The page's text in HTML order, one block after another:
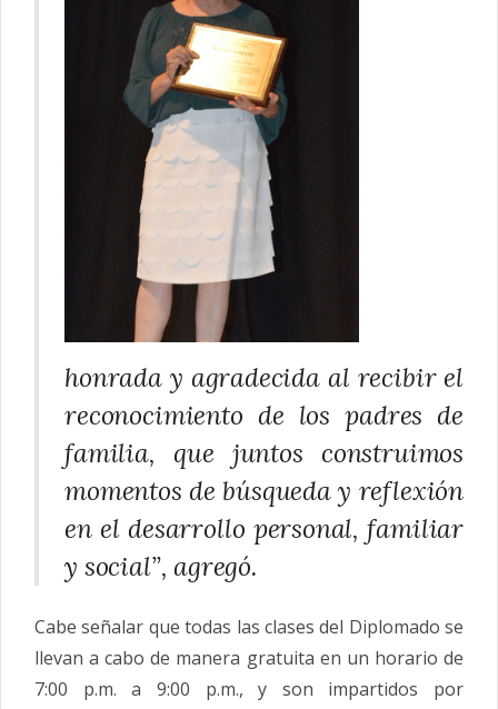
honrada y agradecida al recibir el
reconocimiento de los padres de
familia, que juntos construimos
momentos de búsqueda y reflexión
en el desarrollo personal, familiar
y social”, agregó.
Cabe señalar que todas las clases del Diplomado se
llevan a cabo de manera gratuita en un horario de
7:00 p.m. a 9:00 p.m., y son impartidos por